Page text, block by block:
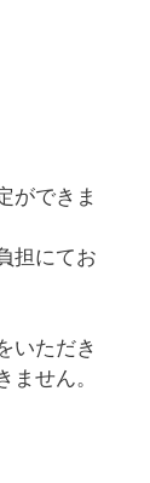
ができま
担にてお
いただき
せん。